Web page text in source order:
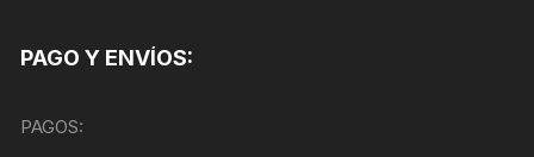
PAGO Y ENVÍOS:
PAGOS: